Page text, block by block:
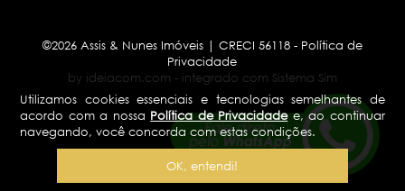
Utilizamos cookies essenciais e tecnologias semelhantes de
acordo com a nossa Política de Privacidadee, ao continuar
navegando, você concorda com estas condições.
OK, entendi!
©2026 Assis & Nunes Imóveis | CRECI 56118 - Política de
Privacidade
by ideiacom.com - integrado com Sistema Sim